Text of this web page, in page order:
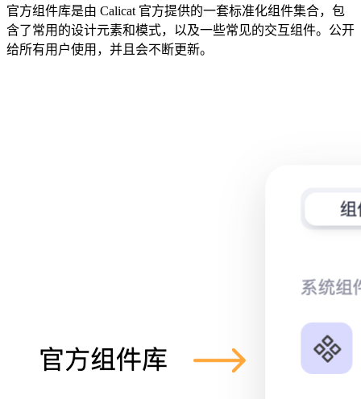
官方组件库是由 Calicat 官方提供的一套标准化组件集合，包
含了常用的设计元素和模式，以及一些常见的交互组件。公开
给所有用户使用，并且会不断更新。